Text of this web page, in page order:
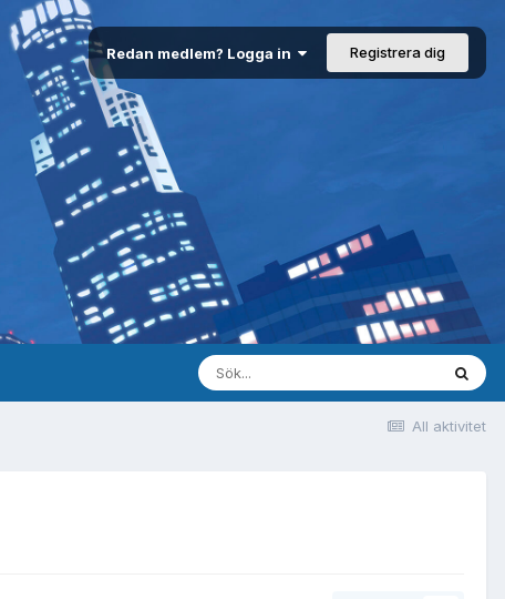
Redan medlem? Logga in Registrera dig
All aktivitet